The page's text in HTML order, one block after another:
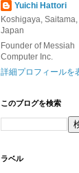
Yuichi Hattori
Koshigaya, Saitama,
Japan
Founder of Messiah
Computer Inc.
詳細プロフィールを
このブログを検索
ラベル